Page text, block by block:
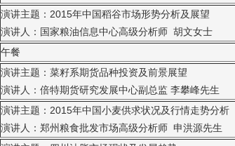
演讲主题：2015年中国稻谷市场形势分析及展望
演讲人：国家粮油信息中心高级分析师 胡文女士
午餐
演讲主题：菜籽系期货品种投资及前景展望
演讲人：倍特期货研究发展中心副总监 李攀峰先生
演讲主题：2015年中国小麦供求状况及行情走势分析
演讲人：郑州粮食批发市场高级分析师 申洪源先生